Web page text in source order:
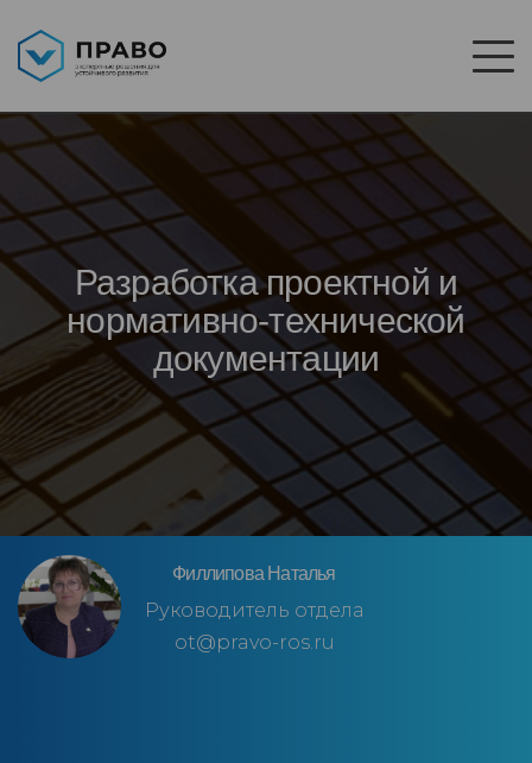
Разработка проектной и
нормативно-технической
документации
Филлипова Наталья
Руководитель отдела
ot@pravo-ros.ru